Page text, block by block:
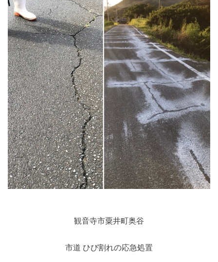
観音寺市粟井町奥谷
市道 ひび割れの応急処置